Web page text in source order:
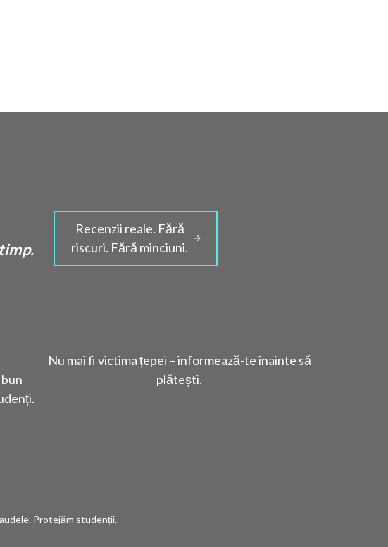
Recenzii reale. Fără
riscuri. Fără minciuni.
Nu mai fi victima țepei – informează-te înainte să
plătești.
Protejăm studenții.